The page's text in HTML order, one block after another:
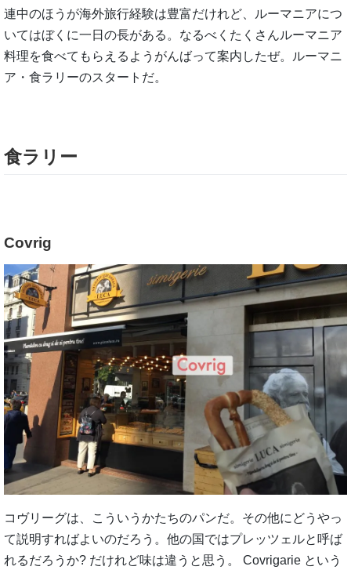
連中のほうが海外旅行経験は豊富だけれど、ルーマニアにつ
いてはぼくに一日の長がある。なるべくたくさんルーマニア
料理を食べてもらえるようがんばって案内したぜ。ルーマニ
ア・食ラリーのスタートだ。
食ラリー
Covrig
コヴリーグは、こういうかたちのパンだ。その他にどうやっ
て説明すればよいのだろう。他の国ではプレッツェルと呼ば
れるだろうか? だけれど味は違うと思う。 Covrigarie という